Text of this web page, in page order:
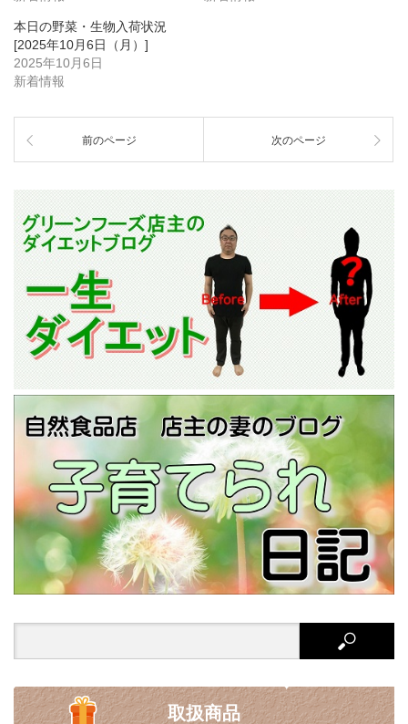
本日の野菜・生物入荷状況
[2025年10月6日（月）]
2025年10月6日
新着情報
前のページ 次のページ
取扱商品